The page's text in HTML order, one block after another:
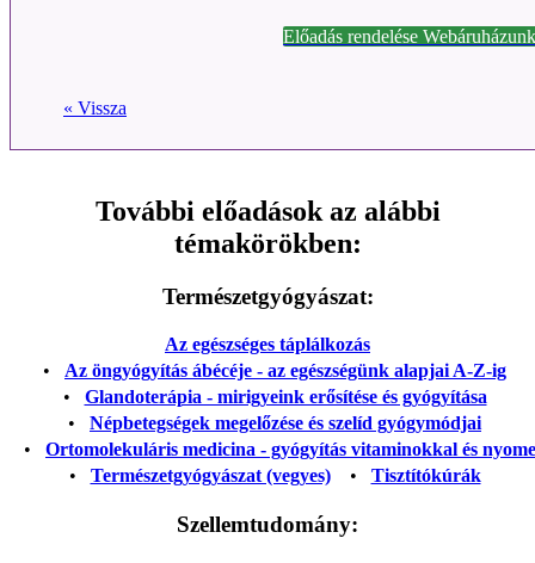
Előadás rendelése
« Vissza
További előadások az alábbi
témakörökben:
Természetgyógyászat:
Az egészséges táplálkozás
• Az öngyógyítás ábécéje - az egészségünk alapjai A-Z-ig
• Glandoterápia - mirigyeink erősítése és gyógyítása
• Népbetegségek megelőzése és szelíd gyógymódjai
• Ortomolekuláris medicina - gyógyítás vitaminokkal és
• Természetgyógyászat (vegyes)• Tisztítókúrák
Szellemtudomány: